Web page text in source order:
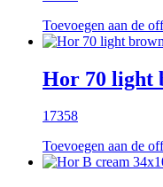
Toevoegen aan de
Hor 70 light
17358
Toevoegen aan de